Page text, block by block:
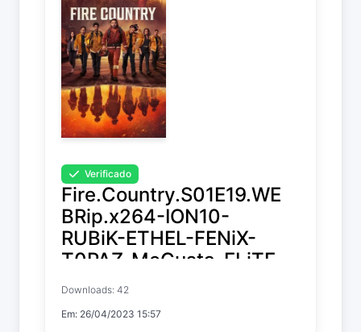
Verificado
Fire.Country.S01E19.WE
BRip.x264-ION10-
RUBiK-ETHEL-FENiX-
T0PAZ-MeGusta-ELiTE-
GGEZ-NTb-XEN0N
Fire Country
Downloads: 42
Em: 26/04/2023 15:57